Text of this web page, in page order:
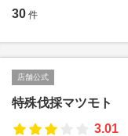
30 件
店舗公式
特殊伐採マツモト
3.01